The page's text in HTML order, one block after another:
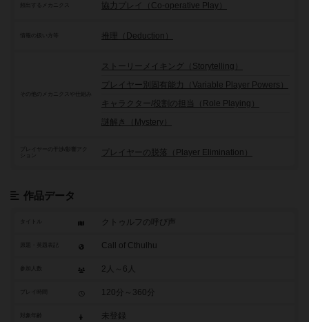
頻出するメカニクス 協力プレイ（Co-operative Play）
推理（Deduction）
その他のメカニクスや仕組み
ストーリーメイキング（Storytelling）
プレイヤー別固有能力（Variable Player Powers）
キャラクター/役割の担当（Role Playing）
謎解き（Mystery）
プレイヤーの干渉/影響アク
プレイヤーの脱落（Player Elimination）
作品データ
タイトル クトゥルフの呼び声
Call of Cthulhu
参加人数 2人～6人
120分～360分
未登録